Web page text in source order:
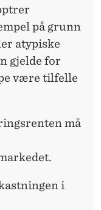
på grunn
atypiske
gjelde for
være tilfelle
må
i